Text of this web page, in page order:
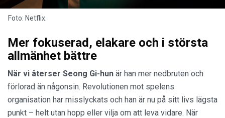
Foto: Netflix.
Mer fokuserad, elakare och i största
allmänhet bättre
När vi återser Seong Gi-hun är han mer nedbruten och
förlorad än någonsin. Revolutionen mot spelens
organisation har misslyckats och han är nu på sitt livs lägsta
punkt – helt utan hopp eller vilja om att leva vidare. När